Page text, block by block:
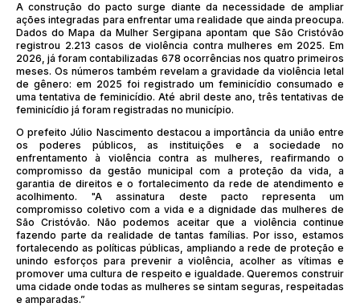
A construção do pacto surge diante da necessidade de ampliar
ações integradas para enfrentar uma realidade que ainda preocupa.
Dados do Mapa da Mulher Sergipana apontam que São Cristóvão
registrou 2.213 casos de violência contra mulheres em 2025. Em
2026, já foram contabilizadas 678 ocorrências nos quatro primeiros
meses. Os números também revelam a gravidade da violência letal
de gênero: em 2025 foi registrado um feminicídio consumado e
uma tentativa de feminicídio. Até abril deste ano, três tentativas de
feminicídio já foram registradas no município.
O prefeito Júlio Nascimento destacou a importância da união entre
os poderes públicos, as instituições e a sociedade no
enfrentamento à violência contra as mulheres, reafirmando o
compromisso da gestão municipal com a proteção da vida, a
garantia de direitos e o fortalecimento da rede de atendimento e
acolhimento. "A assinatura deste pacto representa um
compromisso coletivo com a vida e a dignidade das mulheres de
São Cristóvão. Não podemos aceitar que a violência continue
fazendo parte da realidade de tantas famílias. Por isso, estamos
fortalecendo as políticas públicas, ampliando a rede de proteção e
unindo esforços para prevenir a violência, acolher as vítimas e
promover uma cultura de respeito e igualdade. Queremos construir
uma cidade onde todas as mulheres se sintam seguras, respeitadas
e amparadas.”